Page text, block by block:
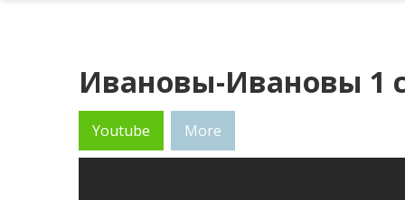
Ивановы-Ивановы 1
Youtube More